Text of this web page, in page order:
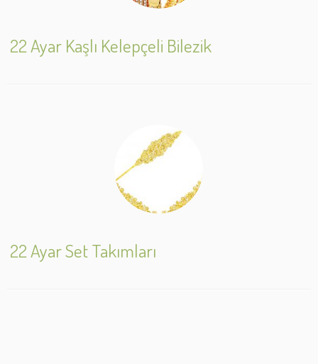
22 Ayar Kaşlı Kelepçeli Bilezik
22 Ayar Set Takımları